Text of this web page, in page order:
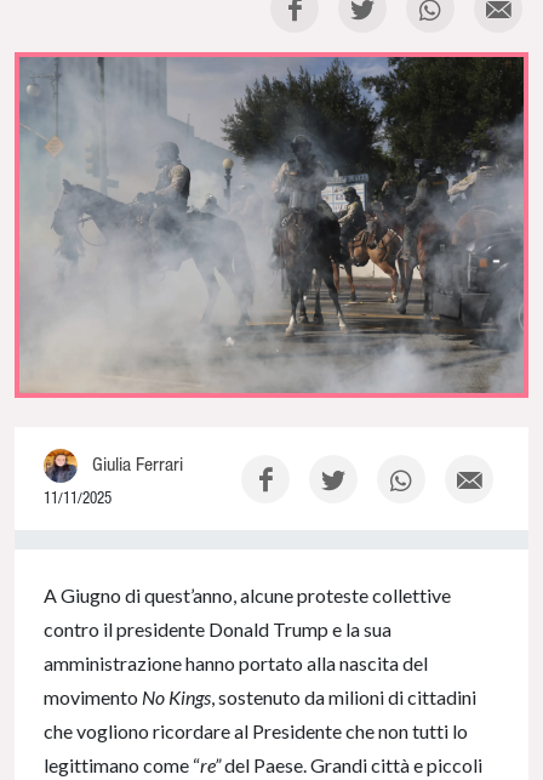
Giulia Ferrari
11/11/2025
A Giugno di quest’anno, alcune proteste collettive
contro il presidente Donald Trump e la sua
amministrazione hanno portato alla nascita del
movimento No Kings, sostenuto da milioni di cittadini
che vogliono ricordare al Presidente che non tutti lo
legittimano come “re”del Paese. Grandi città e piccoli